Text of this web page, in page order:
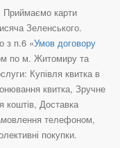
Приймаємо карти
Зеленського.
з п.6 «Умов договору
по м. Житомиру та
Купівля квитка в
квитка, Зручне
коштів, Доставка
телефоном,
покупки.